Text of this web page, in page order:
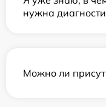
нужна
Можно ли